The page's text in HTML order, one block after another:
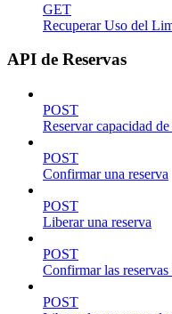
GET
Recuperar Uso del
API de Reservas
POST
Reservar capacidad
POST
Confirmar una reserva
POST
Liberar una reserva
POST
Confirmar las
POST